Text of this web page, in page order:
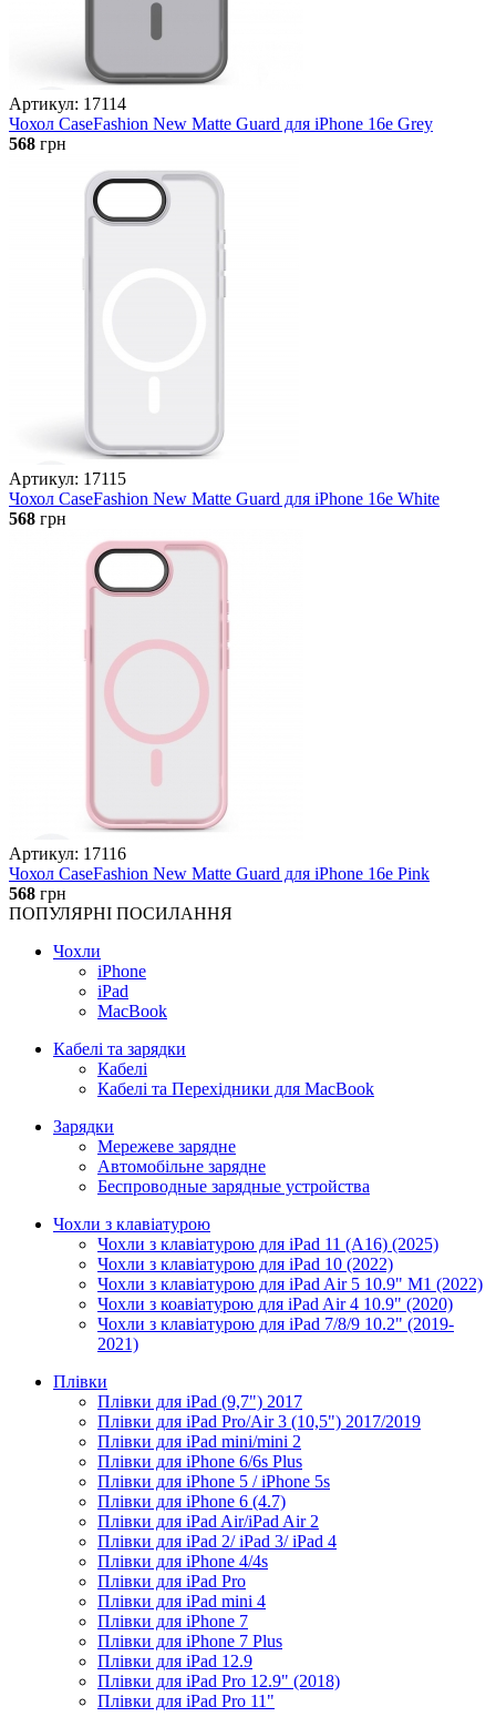
Артикул: 17114
Чохол CaseFashion New Matte Guard для iPhone 16e Grey
568 грн
Артикул: 17115
Чохол CaseFashion New Matte Guard для iPhone 16e White
568 грн
Артикул: 17116
Чохол CaseFashion New Matte Guard для iPhone 16e Pink
568 грн
ПОПУЛЯРНІ ПОСИЛАННЯ
Чохли
iPhone
iPad
MacBook
Кабелі та зарядки
Кабелі
Кабелі та Перехідники для MacBook
Зарядки
Мережеве зарядне
Автомобільне зарядне
Беспроводные зарядные устройства
Чохли з клавіатурою
Чохли з клавіатурою для iPad 11 (A16) (2025)
Чохли з клавіатурою для iPad 10 (2022)
Чохли з клавіатурою для iPad Air 5 10.9" M1 (2022)
Чохли з коавіатурою для iPad Air 4 10.9" (2020)
Чохли з клавіатурою для iPad 7/8/9 10.2" (2019-
2021)
Плівки
Плівки для iPad (9,7") 2017
Плівки для iPad Pro/Air 3 (10,5") 2017/2019
Плівки для iPad mini/mini 2
Плівки для iPhone 6/6s Plus
Плівки для iPhone 5 / iPhone 5s
Плівки для iPhone 6 (4.7)
Плівки для iPad Air/iPad Air 2
Плівки для iPad 2/ iPad 3/ iPad 4
Плівки для iPhone 4/4s
Плівки для iPad Pro
Плівки для iPad mini 4
Плівки для iPhone 7
Плівки для iPhone 7 Plus
Плівки для iPad 12.9
Плівки для iPad Pro 12.9" (2018)
Плівки для iPad Pro 11"